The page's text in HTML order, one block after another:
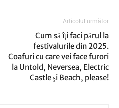
Articolul următor
Cum să îţi faci părul la
festivalurile din 2025.
Coafuri cu care vei face furori
la Untold, Neversea, Electric
Castle şi Beach, please!